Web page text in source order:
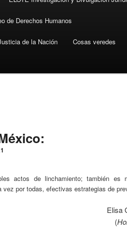
de Derechos Humanos
de la Nación Cosas veredes
1
actos de linchamiento; también es
por todas, efectivas estrategias de
Elisa
(